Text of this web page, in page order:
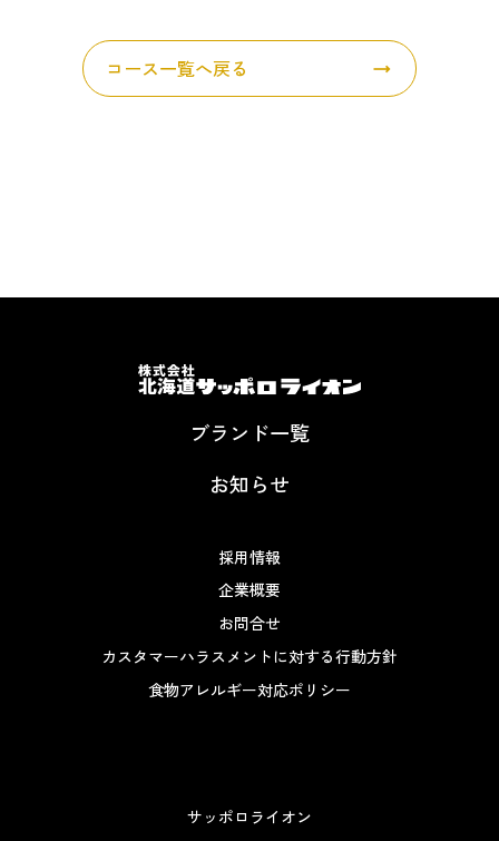
コース一覧へ戻る
ブランド一覧
お知らせ
採用情報
企業概要
お問合せ
カスタマーハラスメントに対する行動方針
食物アレルギー対応ポリシー
サッポロライオン